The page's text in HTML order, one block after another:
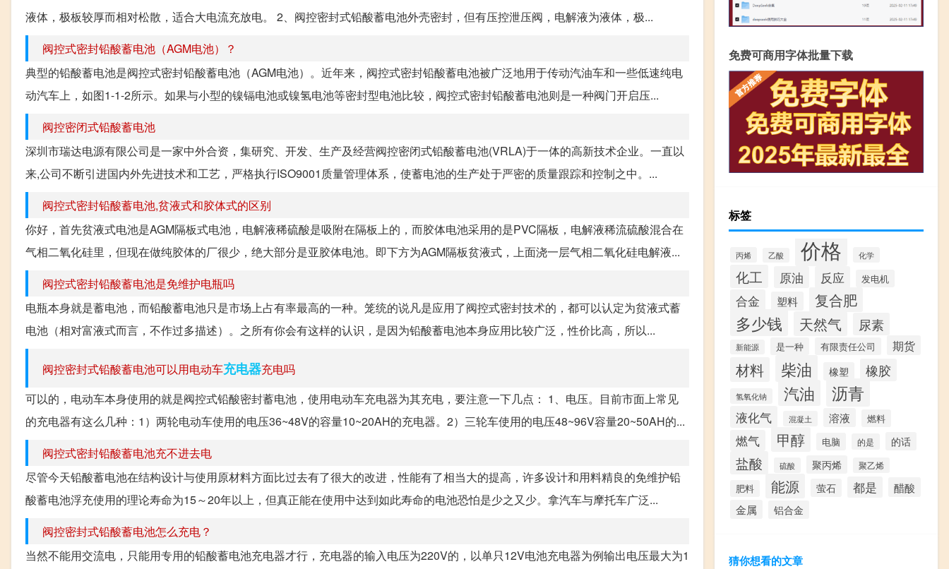
液体，极板较厚而相对松散，适合大电流充放电。 2、阀控密封式铅酸蓄电池外壳密封，但有压控泄压阀，电解液为液体，极...
阀控式密封铅酸蓄电池（AGM电池）？
典型的铅酸蓄电池是阀控式密封铅酸蓄电池（AGM电池）。近年来，阀控式密封铅酸蓄电池被广泛地用于传动汽油车和一些低速纯电
动汽车上，如图1-1-2所示。如果与小型的镍镉电池或镍氢电池等密封型电池比较，阀控式密封铅酸蓄电池则是一种阀门开启压...
阀控密闭式铅酸蓄电池
深圳市瑞达电源有限公司是一家中外合资，集研究、开发、生产及经营阀控密闭式铅酸蓄电池(VRLA)于一体的高新技术企业。一直以
来,公司不断引进国内外先进技术和工艺，严格执行ISO9001质量管理体系，使蓄电池的生产处于严密的质量跟踪和控制之中。...
阀控式密封铅酸蓄电池,贫液式和胶体式的区别
你好，首先贫液式电池是AGM隔板式电池，电解液稀硫酸是吸附在隔板上的，而胶体电池采用的是PVC隔板，电解液稀流硫酸混合在
气相二氧化硅里，但现在做纯胶体的厂很少，绝大部分是亚胶体电池。即下方为AGM隔板贫液式，上面浇一层气相二氧化硅电解液...
阀控式密封铅酸蓄电池是免维护电瓶吗
电瓶本身就是蓄电池，而铅酸蓄电池只是市场上占有率最高的一种。笼统的说凡是应用了阀控式密封技术的，都可以认定为贫液式蓄
电池（相对富液式而言，不作过多描述）。之所有你会有这样的认识，是因为铅酸蓄电池本身应用比较广泛，性价比高，所以...
阀控密封式铅酸蓄电池可以用电动车充电器充电吗
可以的，电动车本身使用的就是阀控式铅酸密封蓄电池，使用电动车充电器为其充电，要注意一下几点： 1、电压。目前市面上常见
的充电器有这么几种：1）两轮电动车使用的电压36~48V的容量10~20AH的充电器。2）三轮车使用的电压48~96V容量20~50AH的...
阀控式密封铅酸蓄电池充不进去电
尽管今天铅酸蓄电池在结构设计与使用原材料方面比过去有了很大的改进，性能有了相当大的提高，许多设计和用料精良的免维护铅
酸蓄电池浮充使用的理论寿命为15～20年以上，但真正能在使用中达到如此寿命的电池恐怕是少之又少。拿汽车与摩托车广泛...
阀控密封式铅酸蓄电池怎么充电？
当然不能用交流电，只能用专用的铅酸蓄电池充电器才行，充电器的输入电压为220V的，以单只12V电池充电器为例输出电压最大为1
免费可商用字体批量下载
标签
丙烯 乙酸 价格 化学
化工 原油 反应 发电机
合金 塑料 复合肥
多少钱 天然气 尿素
新能源 是一种 有限责任公司 期货
材料 柴油 橡塑 橡胶
氢氧化钠 汽油 沥青
液化气 混凝土 溶液 燃料
燃气 甲醇 电脑 的是 的话
盐酸 硫酸 聚丙烯 聚乙烯
肥料 能源 萤石 都是 醋酸
金属 铝合金
猜你想看的文章